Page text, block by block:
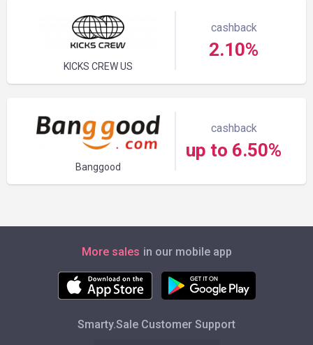
KICKS CREW US
cashback
2.10%
Banggood
cashback
up to 6.50%
More sales in our mobile app
Smarty.Sale Customer Support